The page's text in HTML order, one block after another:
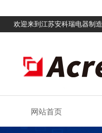
欢迎来到江苏安科瑞电器制
网站首页